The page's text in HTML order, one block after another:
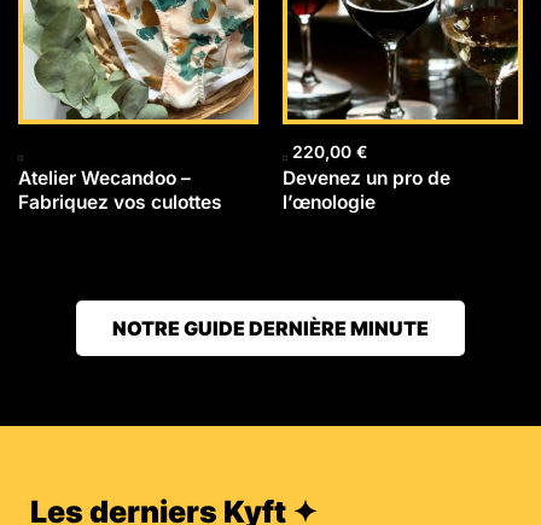
Atelier Wecandoo –
Fabriquez vos culottes
220,00 €
Devenez un pro de
l’œnologie
NOTRE GUIDE DERNIÈRE MINUTE
Les derniers Kyft ✦